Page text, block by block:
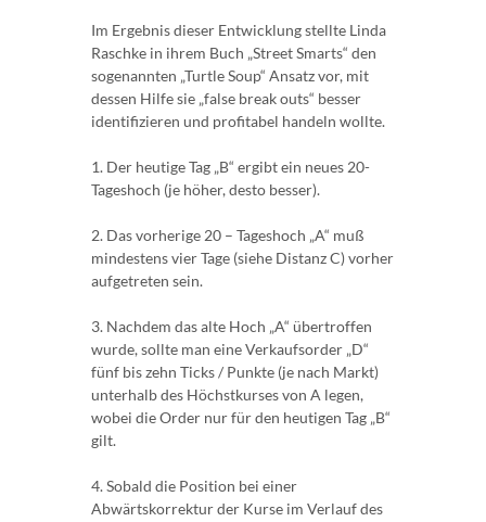
Im Ergebnis dieser Entwicklung stellte Linda
Raschke in ihrem Buch „Street Smarts“ den
sogenannten „Turtle Soup“ Ansatz vor, mit
dessen Hilfe sie „false break outs“ besser
identifizieren und profitabel handeln wollte.
1. Der heutige Tag „B“ ergibt ein neues 20-
Tageshoch (je höher, desto besser).
2. Das vorherige 20 – Tageshoch „A“ muß
mindestens vier Tage (siehe Distanz C) vorher
aufgetreten sein.
3. Nachdem das alte Hoch „A“ übertroffen
wurde, sollte man eine Verkaufsorder „D“
fünf bis zehn Ticks / Punkte (je nach Markt)
unterhalb des Höchstkurses von A legen,
wobei die Order nur für den heutigen Tag „B“
gilt.
4. Sobald die Position bei einer
Abwärtskorrektur der Kurse im Verlauf des